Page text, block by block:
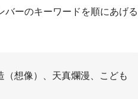
バーのキーワードを順にあげる
想像）、天真爛漫、こども